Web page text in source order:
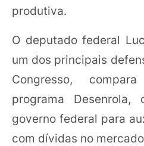
produtiva.
O deputado federal
um dos principais
Congresso,
programa
governo federal para
com dívidas no